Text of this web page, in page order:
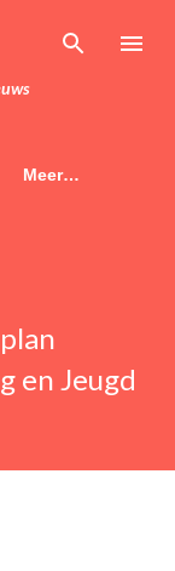
Meer…
en Jeugd